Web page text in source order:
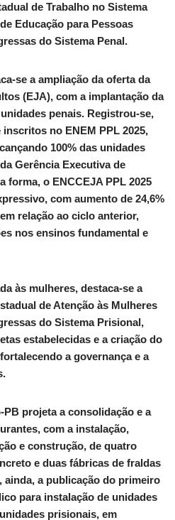
de Trabalho no Sistema
Educação para Pessoas
do Sistema Penal.
se a ampliação da oferta da
(EJA), com a implantação da
penais. Registrou-se,
no ENEM PPL 2025,
100% das unidades
Gerência Executiva de
forma, o ENCCEJA PPL 2025
com aumento de 24,6%
relação ao ciclo anterior,
nos ensinos fundamental e
às mulheres, destaca-se a
de Atenção às Mulheres
do Sistema Prisional,
estabelecidas e a criação do
a governança e a
PB projeta a consolidação e a
com a instalação,
e construção, de quatro
e duas fábricas de fraldas
ainda, a publicação do primeiro
para instalação de unidades
prisionais, em